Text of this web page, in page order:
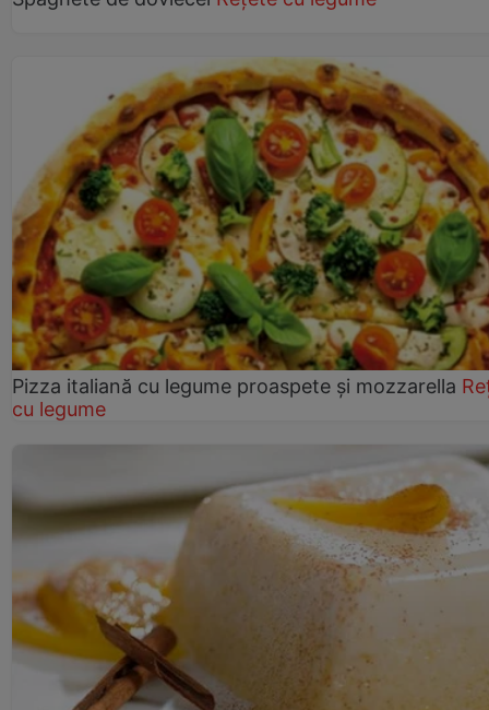
Pizza italiană cu legume proaspete și mozzarella
cu legume